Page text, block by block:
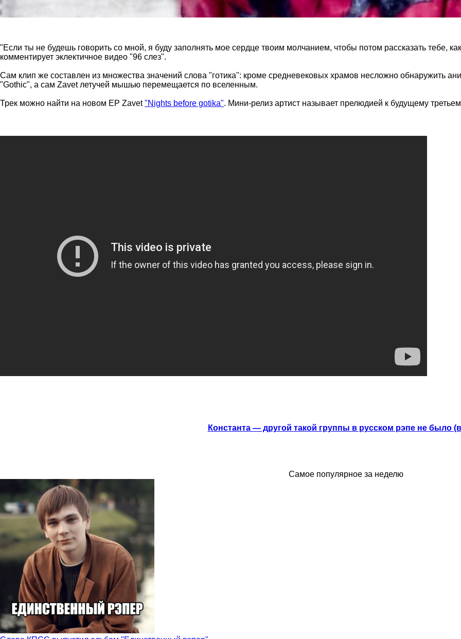
"Если ты не будешь говорить со мной, я буду заполнять мое сердце твоим молчанием, чтобы потом рассказать тебе,
комментирует эклектичное видео "96 слез".
Сам клип же составлен из множества значений слова "готика": кроме средневековых храмов несложно обнаружить
"Gothic", а сам Zavet летучей мышью перемещается по вселенным.
Трек можно найти на новом EP Zavet"Nights before gotika". Мини-релиз артист называет прелюдией к будущему
Константа — другой такой группы в русском рэпе не было
Самое популярное за неделю